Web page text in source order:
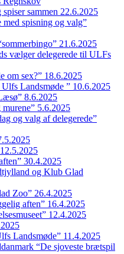
sammen 22.6.2025
spisning og valg”
21.6.2025
vælger delegerede til ULFs
om sex?” 18.6.2025
Landsmøde ” 10.6.2025
8.6.2025
5.6.2025
og valg af delegerede”
30.4.2025
og Klub Glad
Zoo” 26.4.2025
aften” 16.4.2025
12.4.2025
Landsmøde” 11.4.2025
“De sjoveste brætspil